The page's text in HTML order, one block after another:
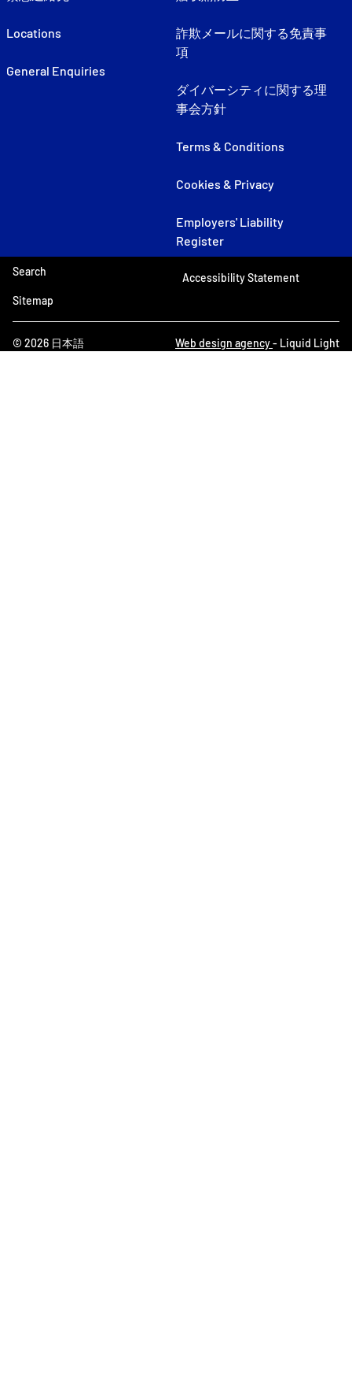
Locations
General Enquiries
詐欺メールに関する免責事
項
ダイバーシティに関する理
事会方針
Terms & Conditions
Cookies & Privacy
Employers' Liability
Register
© 2026 日本語
Search
Sitemap
Accessibility Statement
Web design agency- Liquid Light